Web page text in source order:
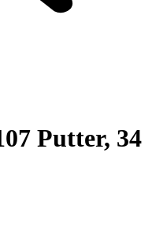
Putter, 34